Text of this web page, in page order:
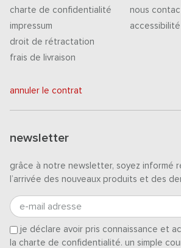
charte de confidentialité
impressum
droit de rétractation
frais de livraison
nous
accessibilité
annuler le contrat
newsletter
grâce à notre newsletter, soyez informé
l’arrivée des nouveaux produits et des
e-mail adresse
je déclare avoir pris connaissance et
la charte de confidentialité. un simple